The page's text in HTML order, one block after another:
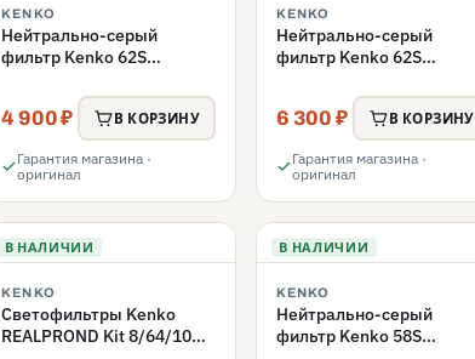
KENKO
Нейтрально-серый
фильтр Kenko 62S
4 900 ₽ В КОРЗИНУ
Гарантия магазина ·
оригинал
KENKO
Нейтрально-серый
фильтр Kenko 62S
6 300 ₽ В КОРЗИНУ
Гарантия магазина ·
оригинал
В НАЛИЧИИ
KENKO
Светофильтры Kenko
REALPROND Kit 8/64/1000
В НАЛИЧИИ
KENKO
Нейтрально-серый
фильтр Kenko 58S